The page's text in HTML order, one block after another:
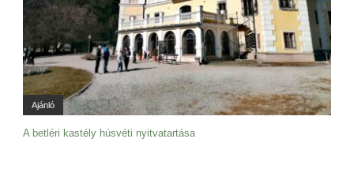
Ajánló
A betléri kastély húsvéti nyitvatartása